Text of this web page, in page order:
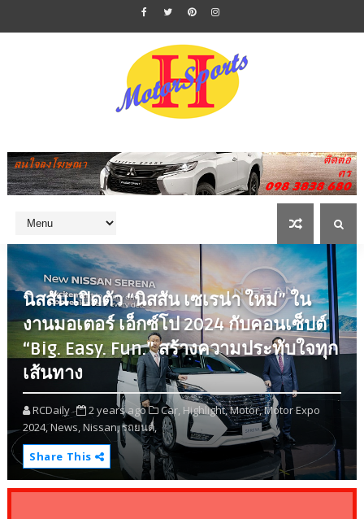
นิสสัน เปิดตัว “นิสสัน เซเรน่า ใหม่” ใน
งานมอเตอร์ เอ็กซ์โป 2024 กับคอนเซ็ปต์
“Big. Easy. Fun.” สร้างความประทับใจทุก
เส้นทาง
RCDaily 2 years ago Car, Highlight,Motor,Motor Expo
2024,News,Nissan,รถยนต์,
Share This